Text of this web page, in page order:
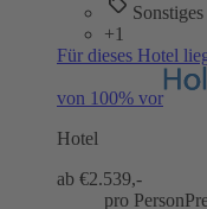
Sonstiges
+1
Für dieses Hotel
von 100% vor
Hotel
ab €2.539,-
pro Person